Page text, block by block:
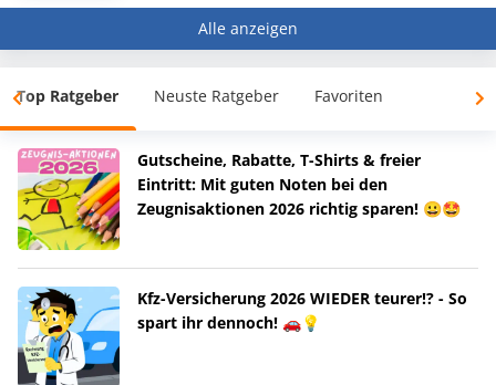
Alle anzeigen
Top Ratgeber Neuste Ratgeber Favoriten
Gutscheine, Rabatte, T-Shirts & freier
Eintritt: Mit guten Noten bei den
Zeugnisaktionen 2026 richtig sparen! 😀🤩
Kfz-Versicherung 2026 WIEDER teurer!? - So
spart ihr dennoch! 🚗💡